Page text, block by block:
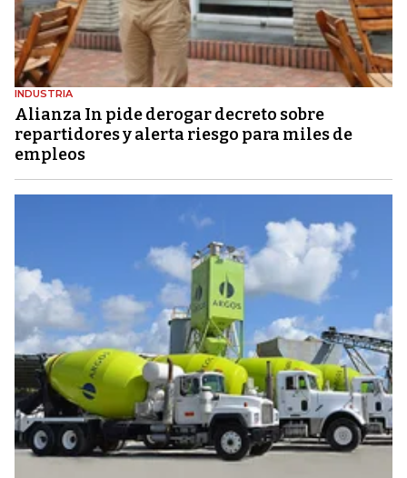
INDUSTRIA
Alianza In pide derogar decreto sobre
repartidores y alerta riesgo para miles de
empleos